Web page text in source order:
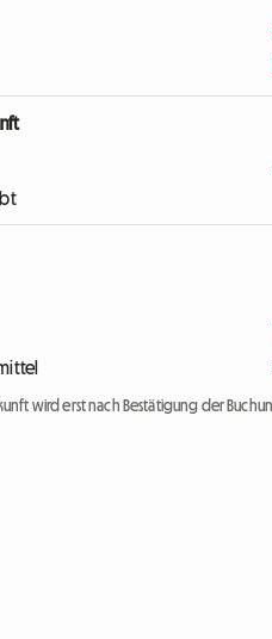
wird erst nach Bestätigung der